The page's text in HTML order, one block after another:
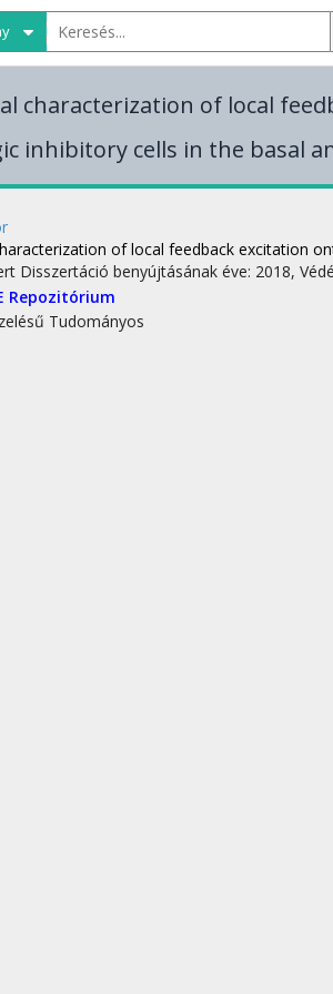
characterization of local
inhibitory cells in the basal
of local feedback excitation
Disszertáció benyújtásának éve: 2018,
Repozitórium
Tudományos